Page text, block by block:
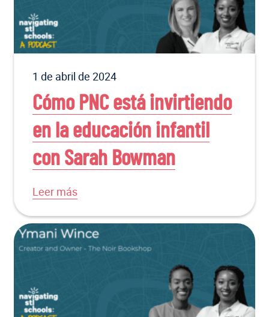
1 de abril de 2024
Cómo PNC está invirtiendo
en la educación infantil
con Sarah Bowman
Leer más